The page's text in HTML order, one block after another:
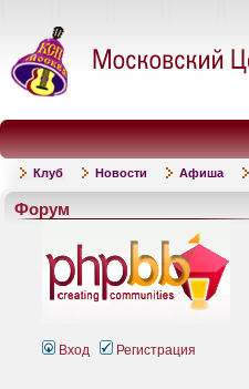
Клуб Новости Афиша
Форум
Вход Регистрация